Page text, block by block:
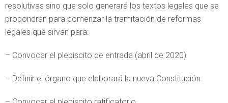
resolutivas sino que solo generará los textos legales que se
propondrán para comenzar la tramitación de reformas
legales que sirvan para:
– Convocar el plebiscito de entrada (abril de 2020)
– Definir el órgano que elaborará la nueva Constitución